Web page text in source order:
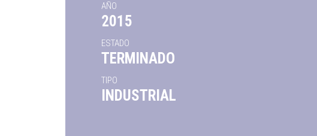
AÑO
2015
ESTADO
TERMINADO
TIPO
INDUSTRIAL